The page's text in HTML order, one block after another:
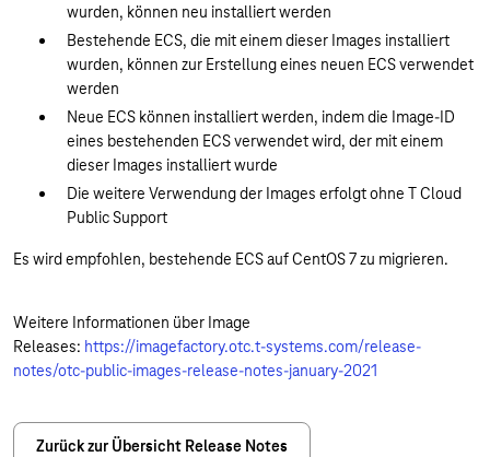
wurden, können neu installiert werden
Bestehende ECS, die mit einem dieser Images installiert
wurden, können zur Erstellung eines neuen ECS verwendet
werden
Neue ECS können installiert werden, indem die Image-ID
eines bestehenden ECS verwendet wird, der mit einem
dieser Images installiert wurde
Die weitere Verwendung der Images erfolgt ohne T Cloud
Public Support
Es wird empfohlen, bestehende ECS auf CentOS 7 zu migrieren.
Weitere Informationen über Image
Releases: https://imagefactory.otc.t-systems.com/release-
notes/otc-public-images-release-notes-january-2021
Zurück zur Übersicht Release Notes